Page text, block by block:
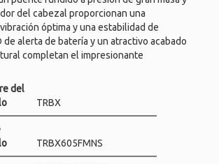
del cabezal proporcionan una
óptima y una estabilidad de
de alerta de batería y un atractivo acabado
completan el impresionante
del
TRBX
TRBX605FMNS